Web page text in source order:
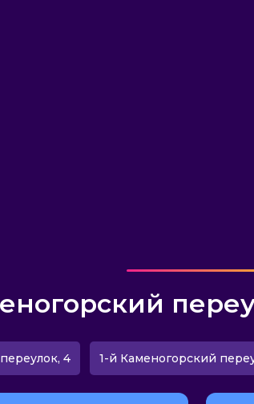
4 1-й Каменогорский